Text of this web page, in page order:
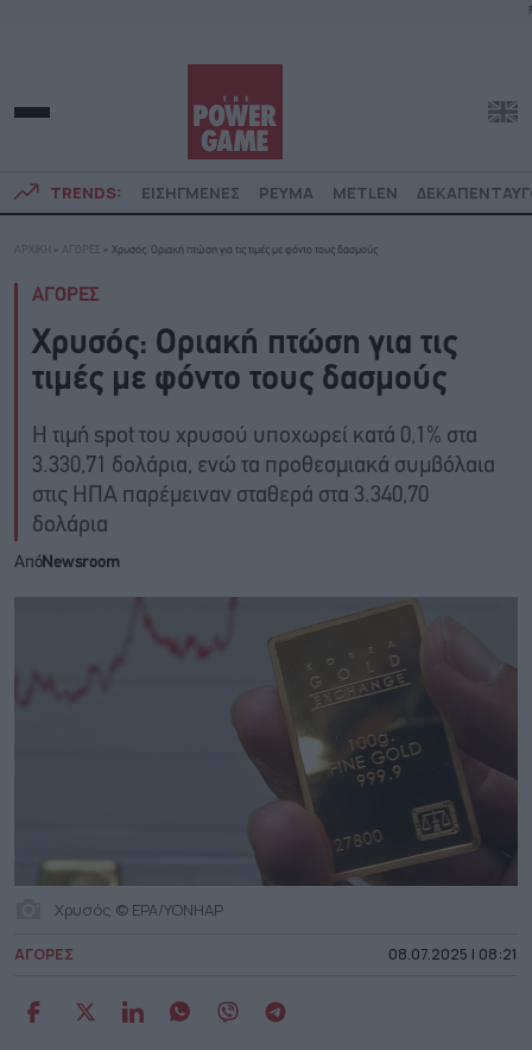
TRENDS: ΕΙΣΗΓΜΕΝΕΣ ΡΕΥΜΑ METLEN
ΑΡΧΙΚΗ » ΑΓΟΡΕΣ » Χρυσός: Οριακή πτώση για τις τιμές με φόντο τους δασμούς
ΑΓΟΡΕΣ
Χρυσός: Οριακή πτώση για τις
τιμές με φόντο τους δασμούς
Η τιμή spot του χρυσού υποχωρεί κατά 0,1% στα
3.330,71 δολάρια, ενώ τα προθεσμιακά συμβόλαια
στις ΗΠΑ παρέμειναν σταθερά στα 3.340,70
δολάρια
ΑπόNewsroom
Χρυσός © EPA/YONHAP
ΑΓΟΡΕΣ 08.07.2025 | 08:21